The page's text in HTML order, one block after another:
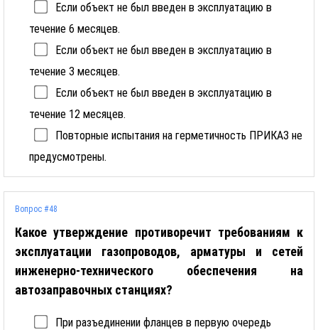
Если объект не был введен в эксплуатацию в
течение 6 месяцев.
Если объект не был введен в эксплуатацию в
течение 3 месяцев.
Если объект не был введен в эксплуатацию в
течение 12 месяцев.
Повторные испытания на герметичность ПРИКАЗ не
предусмотрены.
Вопрос #48
Какое утверждение противоречит требованиям к
эксплуатации газопроводов, арматуры и сетей
инженерно-технического обеспечения на
автозаправочных станциях?
При разъединении фланцев в первую очередь